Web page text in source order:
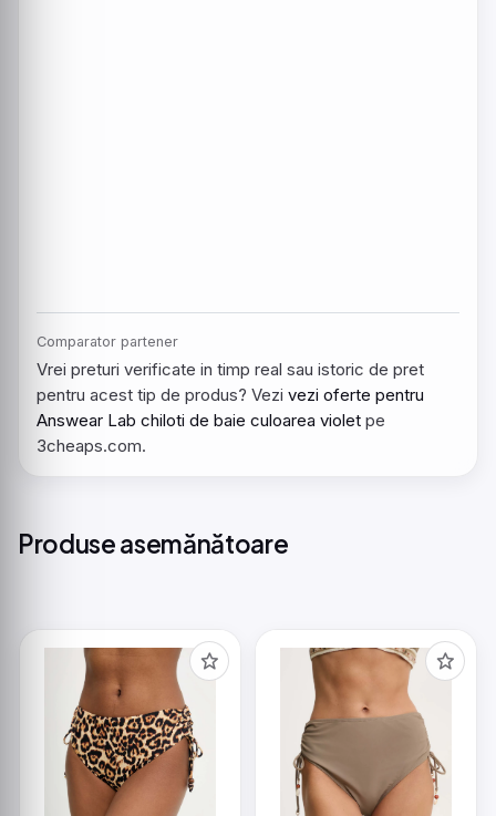
Comparator partener
Vrei preturi verificate in timp real sau istoric de pret
pentru acest tip de produs? Vezi vezi oferte pentru
Answear Lab chiloti de baie culoarea violet pe
3cheaps.com.
Produse asemănătoare